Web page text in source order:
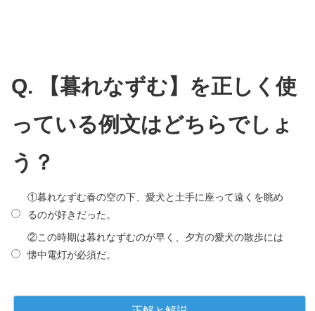
Q. 【暮れなずむ】を正しく使
っている例文はどちらでしょ
う？
①暮れなずむ春の空の下、愛犬と土手に座って遠くを眺め
るのが好きだった。
②この時期は暮れなずむのが早く、夕方の愛犬の散歩には
懐中電灯が必須だ。